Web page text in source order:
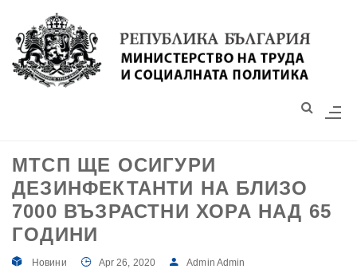
Моля,
обърнете
със
система
достъпност.
МТСП ЩЕ ОСИГУРИ
ДЕЗИНФЕКТАНТИ НА БЛИЗО
7000 ВЪЗРАСТНИ ХОРА НАД 65
ГОДИНИ
Новини Apr 26, 2020 Admin Admin